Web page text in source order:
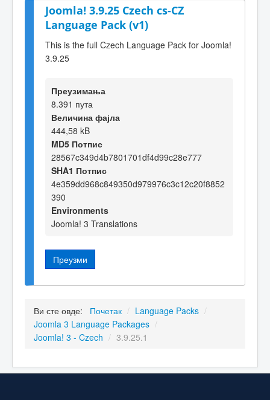
Joomla! 3.9.25 Czech cs-CZ
Language Pack (v1)
This is the full Czech Language Pack for Joomla!
3.9.25
Преузимања
8.391 пута
Величина фајла
444,58 kB
MD5 Потпис
28567c349d4b7801701df4d99c28e777
SHA1 Потпис
4e359dd968c849350d979976c3c12c20f8852
390
Environments
Joomla! 3 Translations
Преузми
Ви сте овде: Почетак / Language Packs /
Joomla 3 Language Packages /
Joomla! 3 - Czech / 3.9.25.1